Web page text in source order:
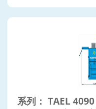
系列： TAEL 4090